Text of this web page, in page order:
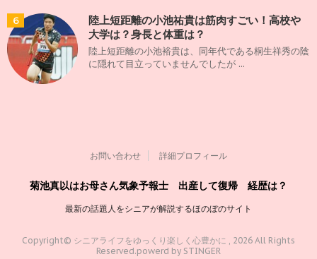
6
陸上短距離の小池祐貴は筋肉すごい！高校や
大学は？身長と体重は？
陸上短距離の小池裕貴は、同年代である桐生祥秀の陰
に隠れて目立っていませんでしたが ...
お問い合わせ 詳細プロフィール
菊池真以はお母さん気象予報士 出産して復帰 経歴は？
最新の話題人をシニアが解説するほのぼのサイト
Copyright© シニアライフをゆっくり楽しく心豊かに , 2026 All Rights
Reserved.powerd by STINGER